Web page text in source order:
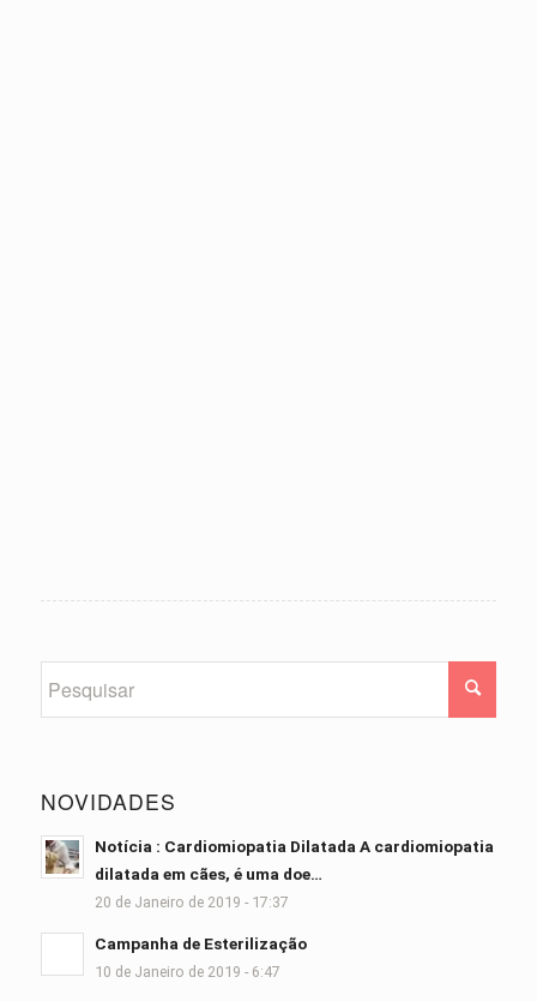
NOVIDADES
Notícia : Cardiomiopatia Dilatada A cardiomiopatia
dilatada em cães, é uma doe…
20 de Janeiro de 2019 - 17:37
Campanha de Esterilização
10 de Janeiro de 2019 - 6:47